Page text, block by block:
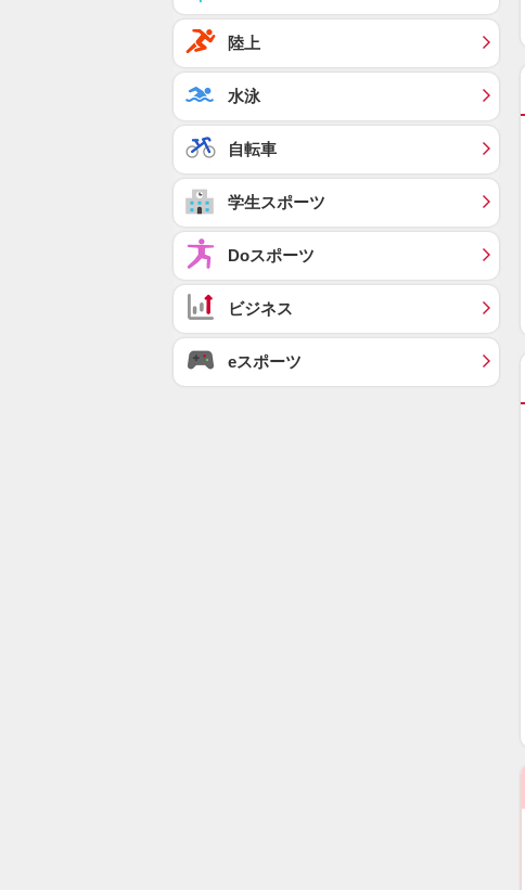
陸上
水泳
自転車
学生スポーツ
Doスポーツ
ビジネス
eスポーツ